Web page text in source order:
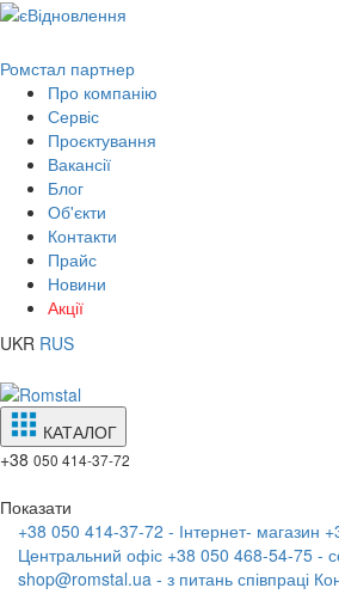
Ромстал партнер
Про компанію
Сервіс
Проєктування
Вакансії
Блог
Об'єкти
Контакти
Прайс
Новини
Акції
UKR RUS
КАТАЛОГ
+38 050 414-37-72
Показати
+38 050 414-37-72 - Інтернет- магазин
Центральний офіс +38 050 468-54-75 -
shop@romstal.ua - з питань співпраці